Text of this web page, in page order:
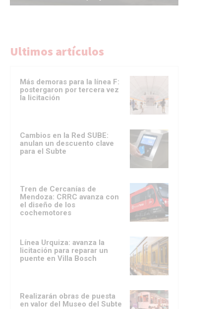
Ultimos artículos
Más demoras para la línea F:
postergaron por tercera vez
la licitación
Cambios en la Red SUBE:
anulan un descuento clave
para el Subte
Tren de Cercanías de
Mendoza: CRRC avanza con
el diseño de los
cochemotores
Línea Urquiza: avanza la
licitación para reparar un
puente en Villa Bosch
Realizarán obras de puesta
en valor del Museo del Subte